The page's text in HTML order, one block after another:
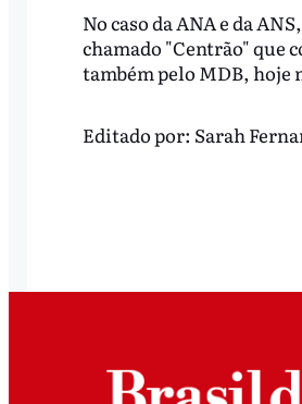
No caso da ANA e da
chamado "Centrão" que
também pelo MDB, hoje
Editado por: Sarah